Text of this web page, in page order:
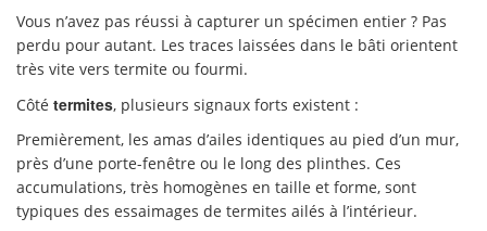
Vous n’avez pas réussi à capturer un spécimen entier ? Pas
perdu pour autant. Les traces laissées dans le bâti orientent
très vite vers termite ou fourmi.
Côté termites, plusieurs signaux forts existent :
Premièrement, les amas d’ailes identiques au pied d’un mur,
près d’une porte-fenêtre ou le long des plinthes. Ces
accumulations, très homogènes en taille et forme, sont
typiques des essaimages de termites ailés à l’intérieur.